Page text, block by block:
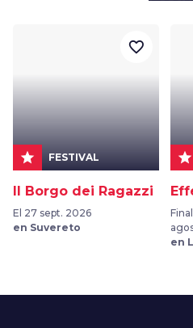
star FESTIVAL
Il Borgo dei Ragazzi
El 27 sept. 2026
en Suvereto
favorite_border
star
en